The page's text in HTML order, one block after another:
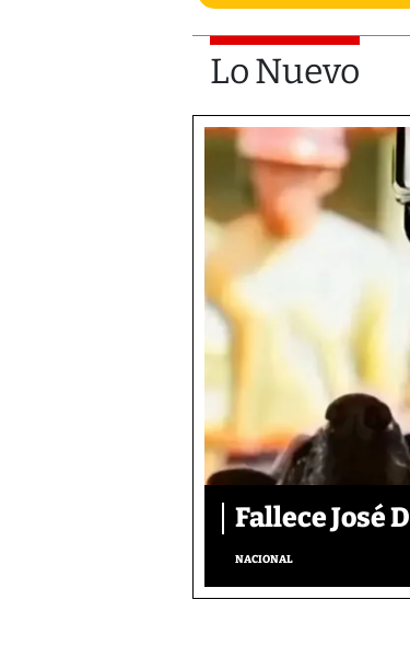
Lo Nuevo
Fallece José
NACIONAL